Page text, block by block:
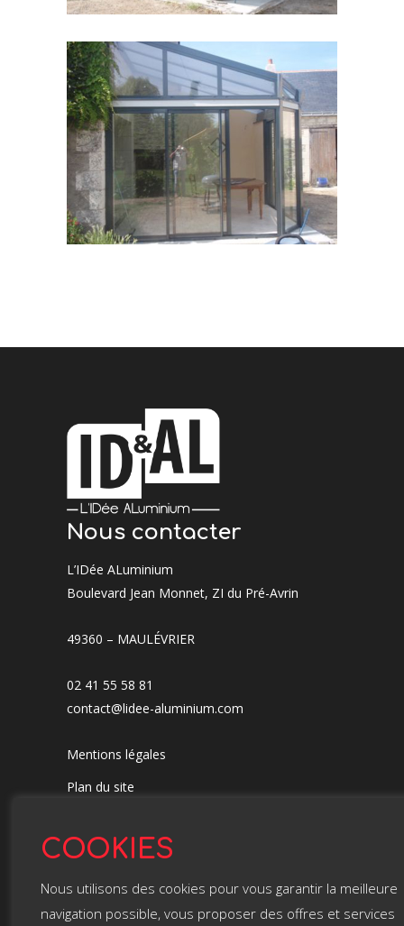
Nous contacter
L’IDée ALuminium
Boulevard Jean Monnet, ZI du Pré-Avrin
49360 – MAULÉVRIER
02 41 55 58 81
contact@lidee-aluminium.com
Mentions légales
Plan du site
COOKIES
Nous utilisons des cookies pour vous garantir la meilleure
navigation possible, vous proposer des offres et services